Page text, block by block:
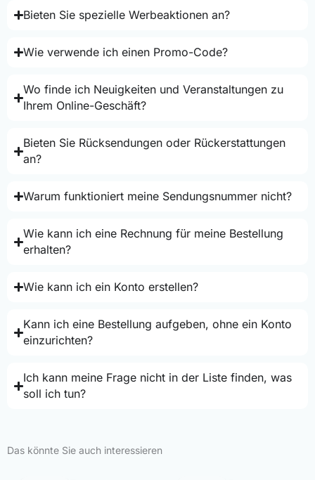
Bieten Sie spezielle Werbeaktionen an?
Wie verwende ich einen Promo-Code?
Wo finde ich Neuigkeiten und Veranstaltungen zu
Ihrem Online-Geschäft?
Bieten Sie Rücksendungen oder Rückerstattungen
an?
Warum funktioniert meine Sendungsnummer nicht?
Wie kann ich eine Rechnung für meine Bestellung
erhalten?
Wie kann ich ein Konto erstellen?
Kann ich eine Bestellung aufgeben, ohne ein Konto
einzurichten?
Ich kann meine Frage nicht in der Liste finden, was
soll ich tun?
Das könnte Sie auch interessieren